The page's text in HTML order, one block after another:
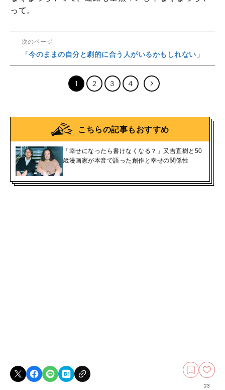
って。
次のページ
「今のままの自分と劇的に合う人がいるかもしれない」
1 2 3 4
こちらの記事もおすすめ
「幸せになったら書けなくなる？」又吉直樹と50
歳漫画家が本音で語った創作と幸せの関係性
23